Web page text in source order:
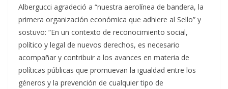
Albergucci agradeció a “nuestra aerolínea de bandera, la
primera organización económica que adhiere al Sello” y
sostuvo: “En un contexto de reconocimiento social,
político y legal de nuevos derechos, es necesario
acompañar y contribuir a los avances en materia de
políticas públicas que promuevan la igualdad entre los
géneros y la prevención de cualquier tipo de